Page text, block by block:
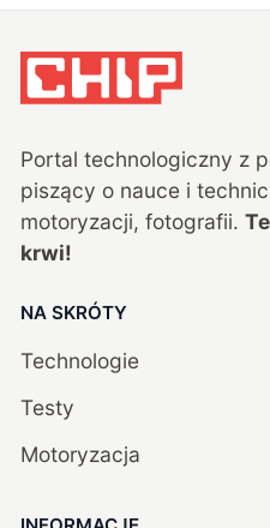
Portal technologiczny z
piszący o nauce i
motoryzacji, fotografii.
krwi!
NA SKRÓTY
Technologie
Testy
Motoryzacja